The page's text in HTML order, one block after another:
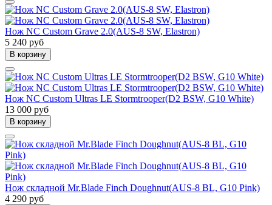
Нож NC Custom Grave 2.0(AUS-8 SW, Elastron)
5 240 руб
В корзину
Нож NC Custom Ultras LE Stormtrooper(D2 BSW, G10 White)
13 000 руб
В корзину
Нож складной Mr.Blade Finch Doughnut(AUS-8 BL, G10 Pink)
4 290 руб